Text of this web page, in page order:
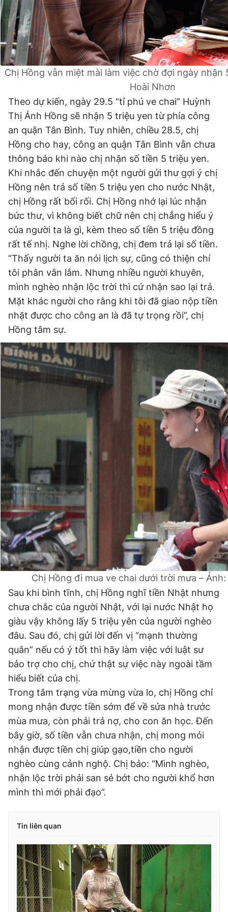
© 2003-2026 Bản quyền thuộc về Báo Thanh Niên. Cấm sao
chép dưới mọi hình thức nếu không có sự chấp thuận bằng văn
bản. Phát triển bởi ePi Technologies, JSC.
Chị Hồng vẫn miệt mài làm việc chờ đợi ngày nhận
Hoài Nhơn
Theo dự kiến, ngày 29.5 “tỉ phú ve chai” Huỳnh
Thị Ánh Hồng sẽ nhận 5 triệu yen từ phía công
an quận Tân Bình. Tuy nhiên, chiều 28.5, chị
Hồng cho hay, công an quận Tân Bình vẫn chưa
thông báo khi nào chị nhận số tiền 5 triệu yen.
Khi nhắc đến chuyện một người gửi thư gợi ý chị
Hồng nên trả số tiền 5 triệu yen cho nước Nhật,
chị Hồng rất bối rối. Chị Hồng nhớ lại lúc nhận
bức thư, vì không biết chữ nên chị chẳng hiểu ý
của người ta là gì, kèm theo số tiền 5 triệu đồng
rất tế nhị. Nghe lời chồng, chị đem trả lại số tiền.
“Thấy người ta ăn nói lịch sự, cũng có thiện chí
tôi phân vân lắm. Nhưng nhiều người khuyên,
mình nghèo nhận lộc trời thì cứ nhận sao lại trả.
Mặt khác người cho rằng khi tôi đã giao nộp tiền
nhặt được cho công an là đã tự trọng rồi”, chị
Hồng tâm sự.
Chị Hồng đi mua ve chai dưới trời mưa –
Sau khi bình tĩnh, chị Hồng nghĩ tiền Nhật nhưng
chưa chắc của người Nhật, với lại nước Nhật họ
giàu vậy không lấy 5 triệu yên của người nghèo
đâu. Sau đó, chị gửi lời đến vị “mạnh thường
quân” nếu có ý tốt thì hãy làm việc với luật sư
bảo trợ cho chị, chứ thật sự việc này ngoài tầm
hiểu biết của chị.
Trong tâm trạng vừa mừng vừa lo, chị Hồng chỉ
mong nhận được tiền sớm để về sửa nhà trước
mùa mưa, còn phải trả nợ, cho con ăn học. Đến
bây giờ, số tiền vẫn chưa nhận, chị mong mỏi
nhận được tiền chị giúp gạo,tiền cho người
nghèo cùng cảnh nghộ. Chị bảo: “Mình nghèo,
nhận lộc trời phải san sẻ bớt cho người khổ hơn
mình thì mới phải đạo”.
Tin liên quan